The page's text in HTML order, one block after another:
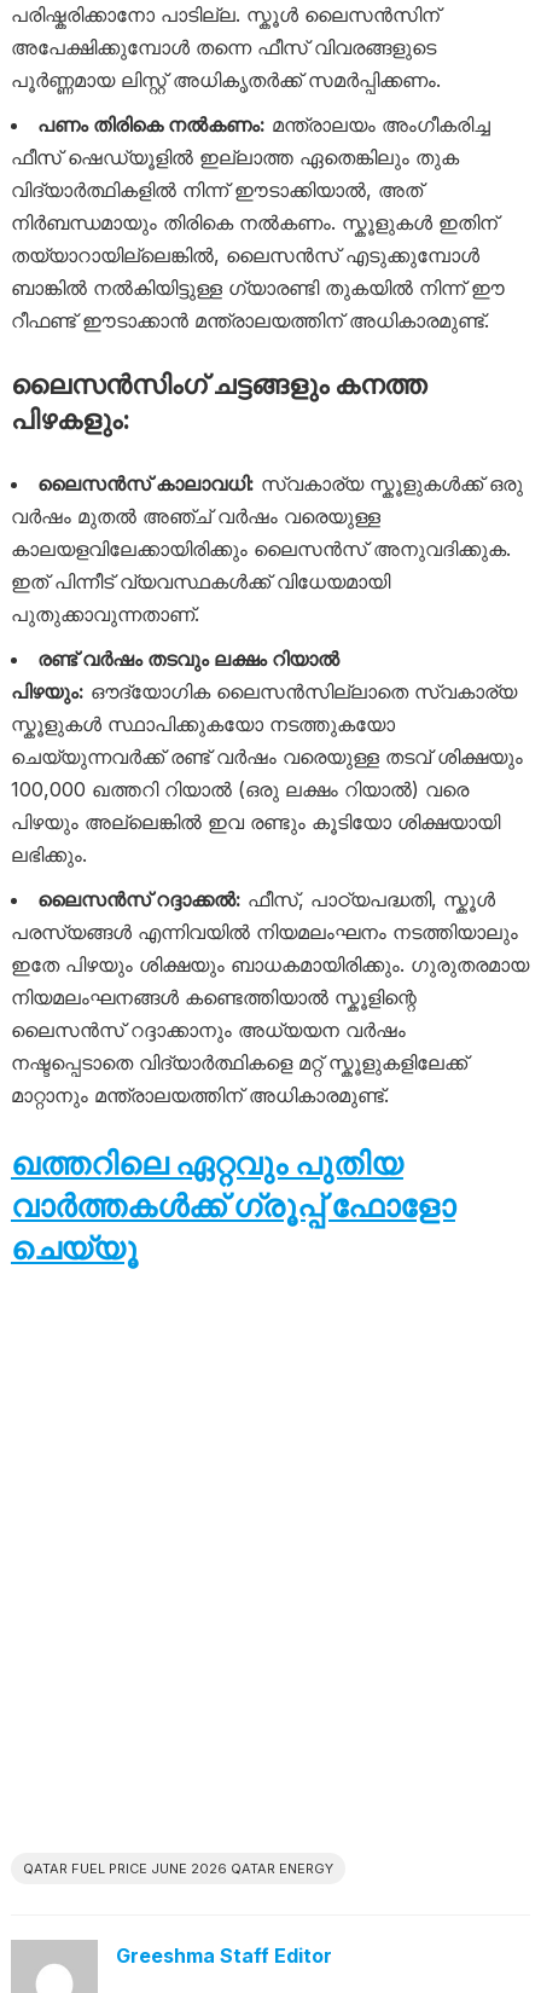
പരിഷ്കരിക്കാനോ പാടില്ല. സ്കൂൾ ലൈസൻസിന്
അപേക്ഷിക്കുമ്പോൾ തന്നെ ഫീസ് വിവരങ്ങളുടെ
പൂർണ്ണമായ ലിസ്റ്റ് അധികൃതർക്ക് സമർപ്പിക്കണം.
പണം തിരികെ നൽകണം: മന്ത്രാലയം അംഗീകരിച്ച
ഫീസ് ഷെഡ്യൂളിൽ ഇല്ലാത്ത ഏതെങ്കിലും തുക
വിദ്യാർത്ഥികളിൽ നിന്ന് ഈടാക്കിയാൽ, അത്
നിർബന്ധമായും തിരികെ നൽകണം. സ്കൂളുകൾ ഇതിന്
തയ്യാറായില്ലെങ്കിൽ, ലൈസൻസ് എടുക്കുമ്പോൾ
ബാങ്കിൽ നൽകിയിട്ടുള്ള ഗ്യാരണ്ടി തുകയിൽ നിന്ന് ഈ
റീഫണ്ട് ഈടാക്കാൻ മന്ത്രാലയത്തിന് അധികാരമുണ്ട്.
ലൈസൻസിംഗ് ചട്ടങ്ങളും കനത്ത
പിഴകളും:
ലൈസൻസ് കാലാവധി: സ്വകാര്യ സ്കൂളുകൾക്ക് ഒരു
വർഷം മുതൽ അഞ്ച് വർഷം വരെയുള്ള
കാലയളവിലേക്കായിരിക്കും ലൈസൻസ് അനുവദിക്കുക.
ഇത് പിന്നീട് വ്യവസ്ഥകൾക്ക് വിധേയമായി
പുതുക്കാവുന്നതാണ്.
രണ്ട് വർഷം തടവും ലക്ഷം റിയാൽ
പിഴയും: ഔദ്യോഗിക ലൈസൻസില്ലാതെ സ്വകാര്യ
സ്കൂളുകൾ സ്ഥാപിക്കുകയോ നടത്തുകയോ
ചെയ്യുന്നവർക്ക് രണ്ട് വർഷം വരെയുള്ള തടവ് ശിക്ഷയും
100,000 ഖത്തറി റിയാൽ (ഒരു ലക്ഷം റിയാൽ) വരെ
പിഴയും അല്ലെങ്കിൽ ഇവ രണ്ടും കൂടിയോ ശിക്ഷയായി
ലഭിക്കും.
ലൈസൻസ് റദ്ദാക്കൽ: ഫീസ്, പാഠ്യപദ്ധതി, സ്കൂൾ
പരസ്യങ്ങൾ എന്നിവയിൽ നിയമലംഘനം നടത്തിയാലും
ഇതേ പിഴയും ശിക്ഷയും ബാധകമായിരിക്കും. ഗുരുതരമായ
നിയമലംഘനങ്ങൾ കണ്ടെത്തിയാൽ സ്കൂളിന്റെ
ലൈസൻസ് റദ്ദാക്കാനും അധ്യയന വർഷം
നഷ്ടപ്പെടാതെ വിദ്യാർത്ഥികളെ മറ്റ് സ്കൂളുകളിലേക്ക്
മാറ്റാനും മന്ത്രാലയത്തിന് അധികാരമുണ്ട്.
ഖത്തറിലെ ഏറ്റവും പുതിയ
വാർത്തകൾക്ക് ഗ്രൂപ്പ് ഫോളോ
ചെയ്യൂ
QATAR FUEL PRICE JUNE 2026 QATAR ENERGY
Greeshma Staff Editor